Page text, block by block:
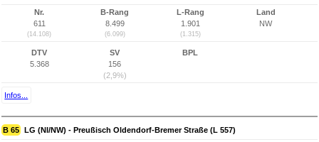
Nr.
611
(14.108)
B-Rang
8.499
(6.099)
L-Rang
1.901
(1.315)
Land
NW
DTV
5.368
SV
156
(2,9%)
BPL
Infos...
B 65 LG (NI/NW) - Preußisch Oldendorf-Bremer Straße (L 557)